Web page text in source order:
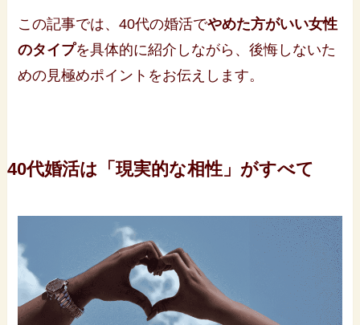
この記事では、40代の婚活でやめた方がいい女性
のタイプを具体的に紹介しながら、後悔しないた
めの見極めポイントをお伝えします。
40代婚活は「現実的な相性」がすべて